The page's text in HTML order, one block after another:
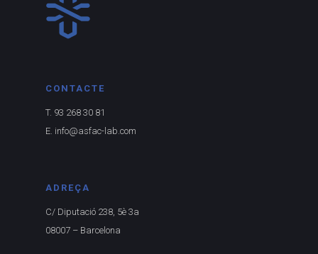
CONTACTE
T. 93 268 30 81
E. info@asfac-lab.com
ADREÇA
C/ Diputació 238, 5è 3a
08007 – Barcelona